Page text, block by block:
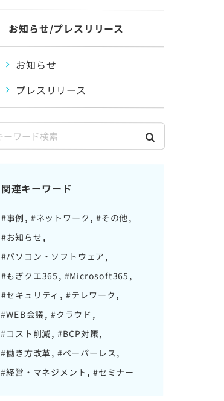
お知らせ/プレスリリース
お知らせ
プレスリリース
関連キーワード
#事例 #ネットワーク #その他
#お知らせ
#パソコン・ソフトウェア
#もぎクエ365 #Microsoft365
#セキュリティ #テレワーク
#WEB会議 #クラウド
#コスト削減 #BCP対策
#働き方改革 #ペーパーレス
#経営・マネジメント #セミナー